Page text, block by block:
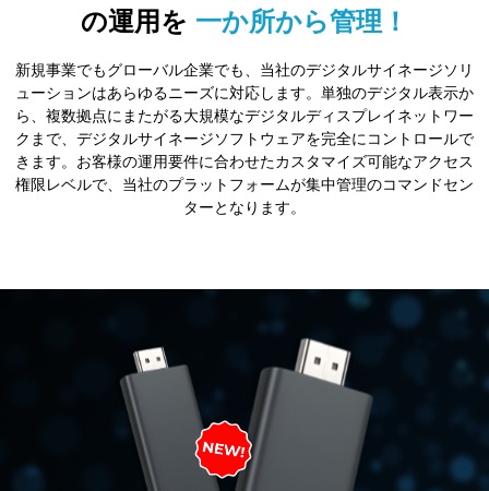
の運用を 一か所から管理！
新規事業でもグローバル企業でも、当社のデジタルサイネージソリ
ューションはあらゆるニーズに対応します。単独のデジタル表示か
ら、複数拠点にまたがる大規模なデジタルディスプレイネットワー
クまで、デジタルサイネージソフトウェアを完全にコントロールで
きます。お客様の運用要件に合わせたカスタマイズ可能なアクセス
権限レベルで、当社のプラットフォームが集中管理のコマンドセン
ターとなります。